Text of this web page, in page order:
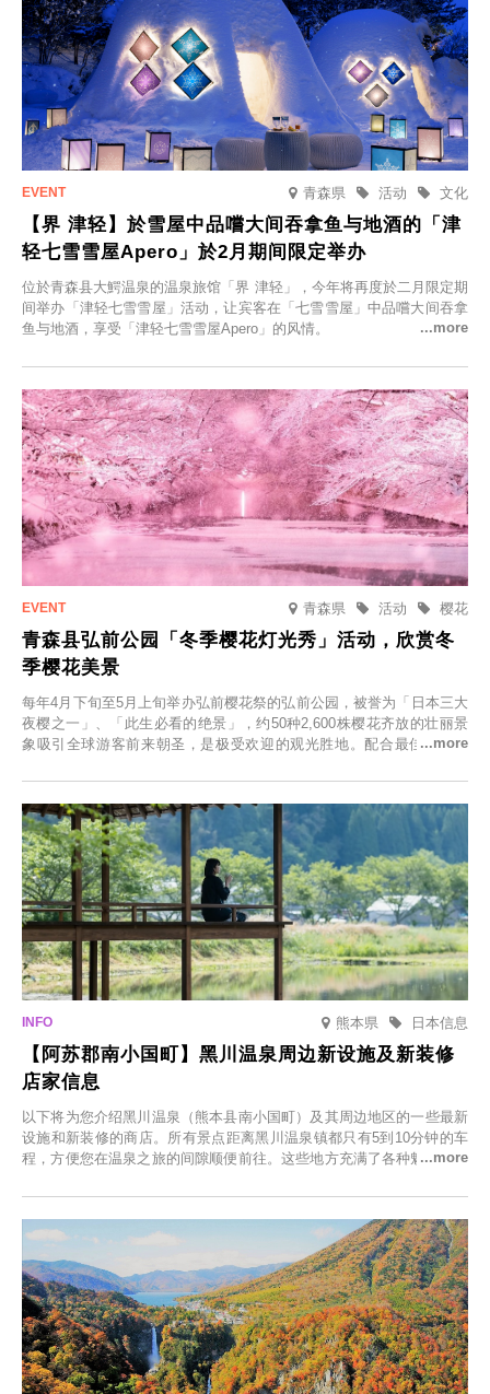
青森県 文化
活动
【界 津轻】於雪屋中品嚐大间吞拿鱼与地酒的「津
轻七雪雪屋Apero」於2月期间限定举办
位於青森县大鰐温泉的温泉旅馆「界 津轻」，今年将再度於二月限定期
间举办「津轻七雪雪屋」活动，让宾客在「七雪雪屋」中品嚐大间吞拿
鱼与地酒，享受「津轻七雪雪屋Apero」的风情。
青森県 樱花
活动
青森县弘前公园「冬季樱花灯光秀」活动，欣赏冬
季樱花美景
每年4月下旬至5月上旬举办弘前樱花祭的弘前公园，被誉为「日本三大
夜樱之一」、「此生必看的绝景」，约50种2,600株樱花齐放的壮丽景
象吸引全球游客前来朝圣，是极受欢迎的观光胜地。配合最佳观雪时
「冬季樱花灯光秀」。
熊本県 日本信息
【阿苏郡南小国町】黑川温泉周边新设施及新装修
店家信息
以下将为您介绍黑川温泉（熊本县南小国町）及其周边地区的一些最新
设施和新装修的商店。所有景点距离黑川温泉镇都只有5到10分钟的车
程，方便您在温泉之旅的间隙顺便前往。这些地方充满了各种魅力，包
食材的餐厅。让您体验黑川温泉的全新乐趣。